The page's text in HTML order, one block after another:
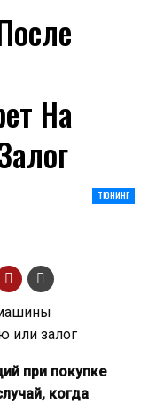
На
ТЮНИНГ
при покупке
когда